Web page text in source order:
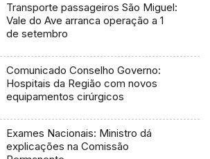
Transporte passageiros São Miguel:
Vale do Ave arranca operação a 1
de setembro
Comunicado Conselho Governo:
Hospitais da Região com novos
equipamentos cirúrgicos
Exames Nacionais: Ministro dá
explicações na Comissão